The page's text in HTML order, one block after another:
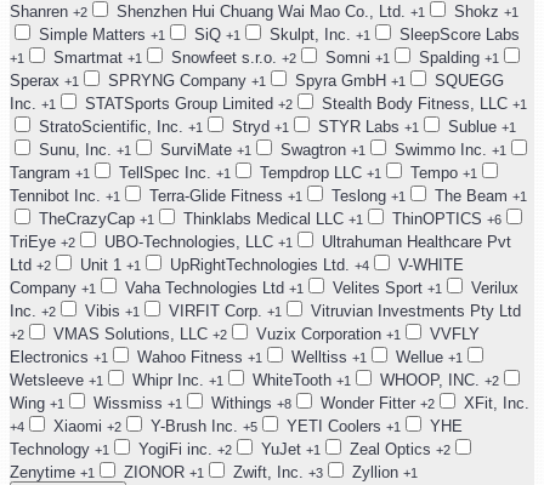
Shanren +2 Shenzhen Hui Chuang Wai Mao Co., Ltd. +1 Shokz +1
Simple Matters +1 SiQ +1 Skulpt, Inc. +1 SleepScore Labs
+1 Smartmat +1 Snowfeet s.r.o. +2 Somni +1 Spalding +1
Sperax +1 SPRYNG Company +1 Spyra GmbH +1
SQUEGG
Inc. +1 STATSports Group Limited +2 Stealth Body Fitness, LLC +1
StratoScientific, Inc. +1 Stryd +1 STYR Labs +1 Sublue +1
Sunu, Inc. +1 SurviMate +1 Swagtron +1 Swimmo Inc. +1
Tangram +1 TellSpec Inc. +1 Tempdrop LLC +1 Tempo +1
Tennibot Inc. +1 Terra-Glide Fitness +1 Teslong +1 The Beam +1
TheCrazyCap +1 Thinklabs Medical LLC +1 ThinOPTICS +6
TriEye +2 UBO-Technologies, LLC +1
Ultrahuman Healthcare Pvt
Ltd +2 Unit 1 +1 UpRightTechnologies Ltd. +4
V-WHITE
Company +1 Vaha Technologies Ltd +1 Velites Sport +1
Verilux
Inc. +2 Vibis +1 VIRFIT Corp. +1 Vitruvian Investments Pty Ltd
+2 VMAS Solutions, LLC +2 Vuzix Corporation +1
VVFLY
Electronics +1 Wahoo Fitness +1 Welltiss +1 Wellue +1
Wetsleeve +1 Whipr Inc. +1 WhiteTooth +1 WHOOP, INC. +2
Wing +1 Wissmiss +1 Withings +8 Wonder Fitter +2 XFit, Inc.
+4 Xiaomi +2 Y-Brush Inc. +5 YETI Coolers +1
YHE
Technology +1 YogiFi inc. +2 YuJet +1 Zeal Optics +2
Zenytime +1 ZIONOR +1 Zwift, Inc. +3 Zyllion +1